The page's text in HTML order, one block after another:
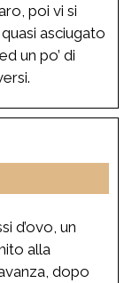
poi vi si
asciugato
un po’ di
d’ovo, un
alla
dopo